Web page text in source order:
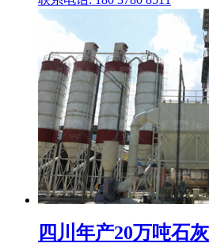
四川年产20万吨石